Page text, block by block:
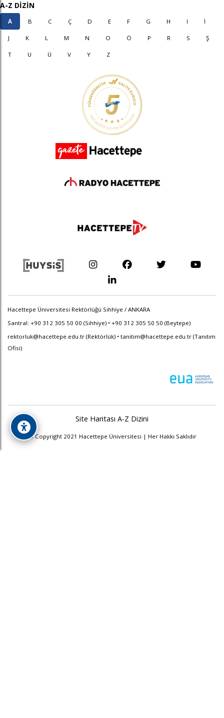
A-Z DİZİN
A B C Ç D E F G H I İ
J K L M N O Ö P R S Ş
T U Ü V Y Z
Hacettepe Üniversitesi Rektörlüğü Sıhhiye / ANKARA
Santral: +90 312 305 50 00 (Sıhhiye) • +90 312 305 50 50 (Beytepe)
rektorluk@hacettepe.edu.tr (Rektörlük) • tanitim@hacettepe.edu.tr (Tanıtım
Ofisi)
Site Haritası A-Z Dizini
© Copyright 2021 Hacettepe Üniversitesi | Her Hakkı Saklıdır